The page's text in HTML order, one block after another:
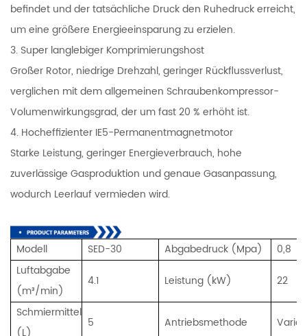
befindet und der tatsächliche Druck den Ruhedruck erreicht,
um eine größere Energieeinsparung zu erzielen.
3. Super langlebiger Komprimierungshost
Großer Rotor, niedrige Drehzahl, geringer Rückflussverlust,
verglichen mit dem allgemeinen Schraubenkompressor-
Volumenwirkungsgrad, der um fast 20 % erhöht ist.
4. Hocheffizienter IE5-Permanentmagnetmotor
Starke Leistung, geringer Energieverbrauch, hohe
zuverlässige Gasproduktion und genaue Gasanpassung,
wodurch Leerlauf vermieden wird.
Modell SED-30 Abgabedruck (Mpa)
0,8
Luftabgabe
(m³/min)
4.1 Leistung (kW)
22
Schmiermittel
(L)
5 Antriebsmethode